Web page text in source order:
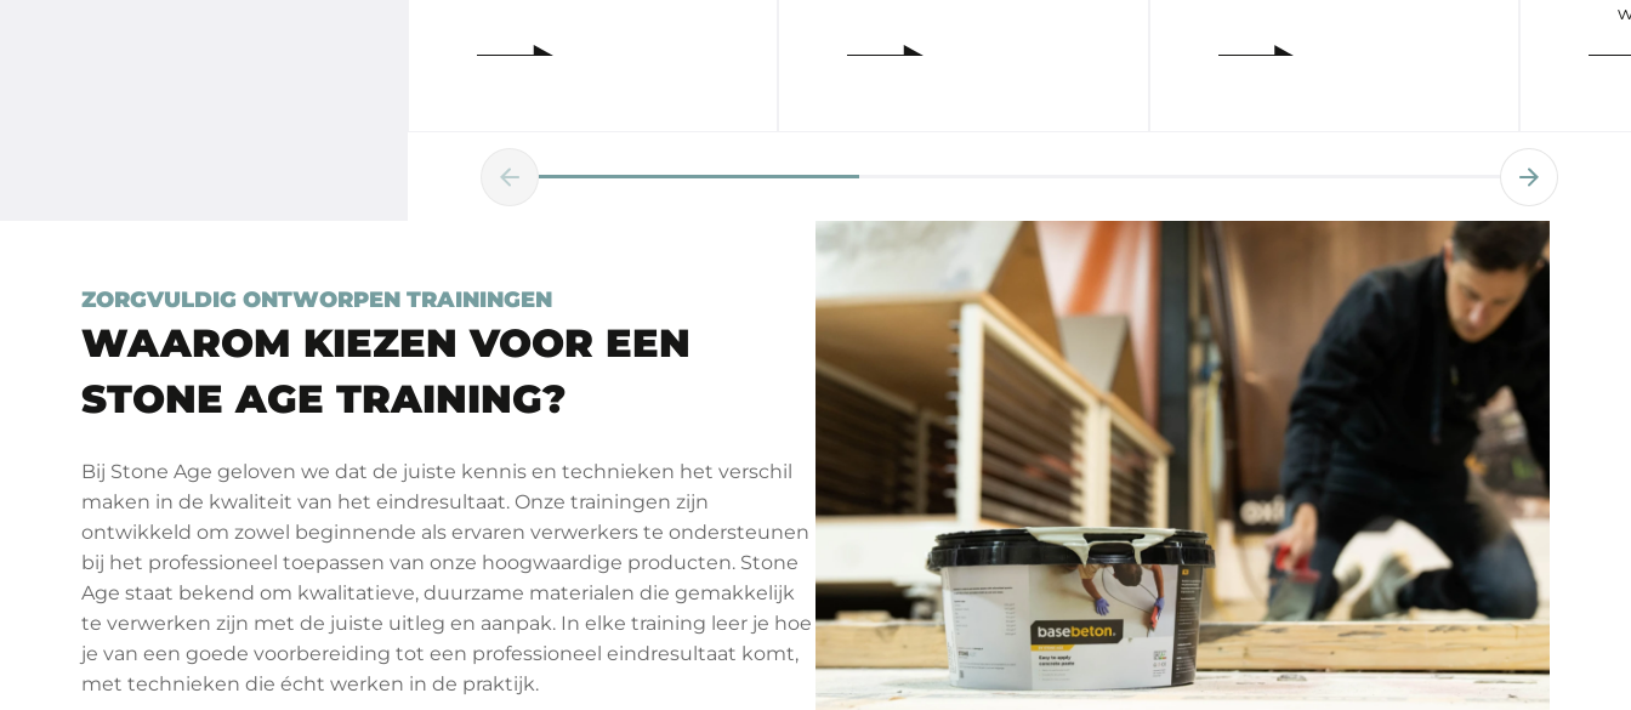
ZORGVULDIG ONTWORPEN TRAININGEN
WAAROM KIEZEN VOOR EEN
STONE AGE TRAINING?
Bij Stone Age geloven we dat de juiste kennis en technieken het verschil
maken in de kwaliteit van het eindresultaat. Onze trainingen zijn
ontwikkeld om zowel beginnende als ervaren verwerkers te ondersteunen
bij het professioneel toepassen van onze hoogwaardige producten. Stone
Age staat bekend om kwalitatieve, duurzame materialen die gemakkelijk
te verwerken zijn met de juiste uitleg en aanpak. In elke training leer je hoe
je van een goede voorbereiding tot een professioneel eindresultaat komt,
met technieken die écht werken in de praktijk.